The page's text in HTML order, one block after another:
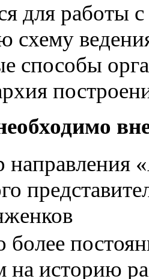
для работы
схему
способы
более
историю